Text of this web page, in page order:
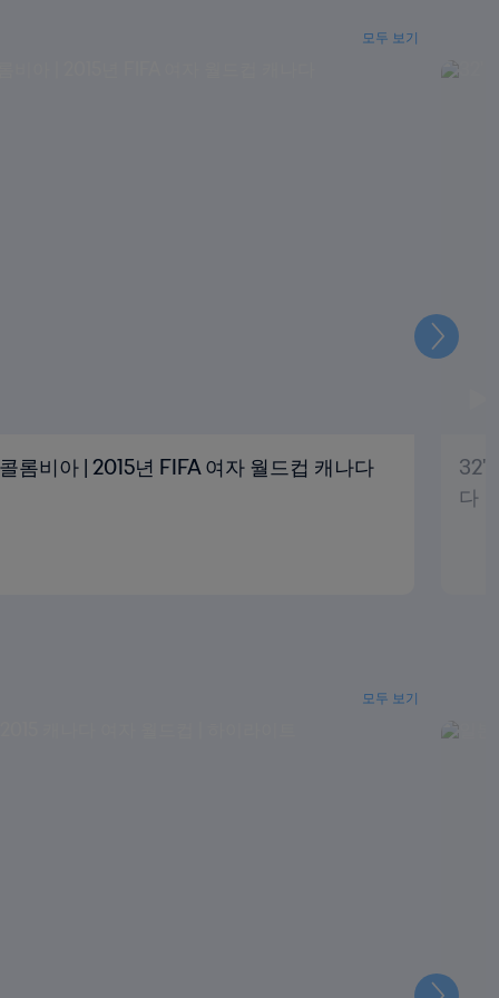
모두 보기
롬비아 | 2015년 FIFA 여자 월드컵 캐나다
32'
다
다
음
모두 보기